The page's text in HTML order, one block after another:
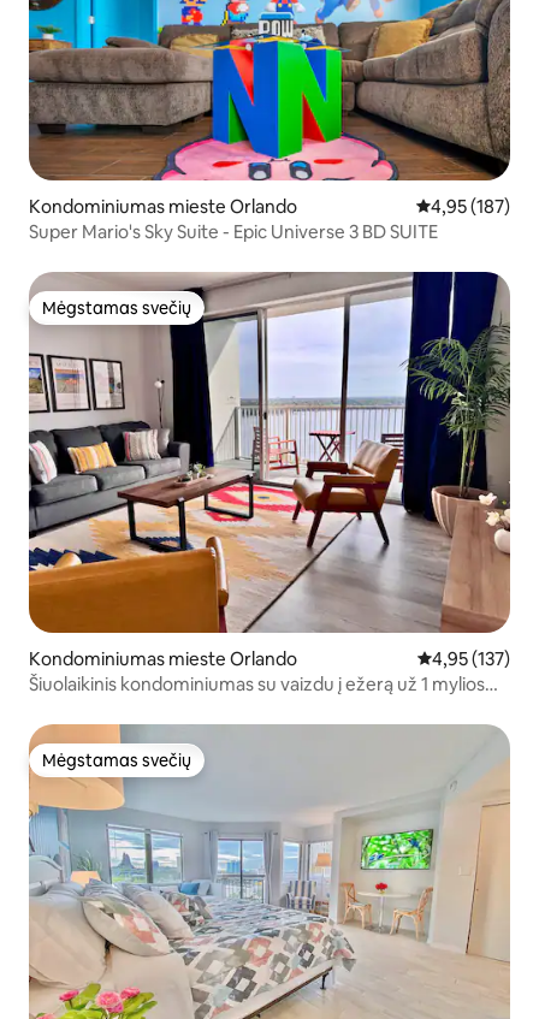
Kondominiumas mieste Orlando Vidutinis
4,95 (187)
Super Mario's Sky Suite - Epic Universe 3 BD SUITE
Mėgstamas svečių
Mėgstamas svečių
Kondominiumas mieste Orlando Vidutinis
4,95 (137)
Šiuolaikinis kondominiumas su vaizdu į ežerą už 1 mylios
Mėgstamas svečių
Mėgstamas svečių